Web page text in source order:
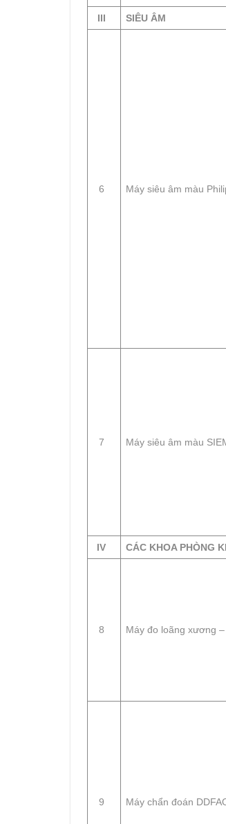
III SIÊU ÂM
6 Máy siêu âm màu
7 Máy siêu âm màu
IV CÁC KHOA PHÒNG
8 Máy đo loãng xương –
9 Máy chẩn đoán